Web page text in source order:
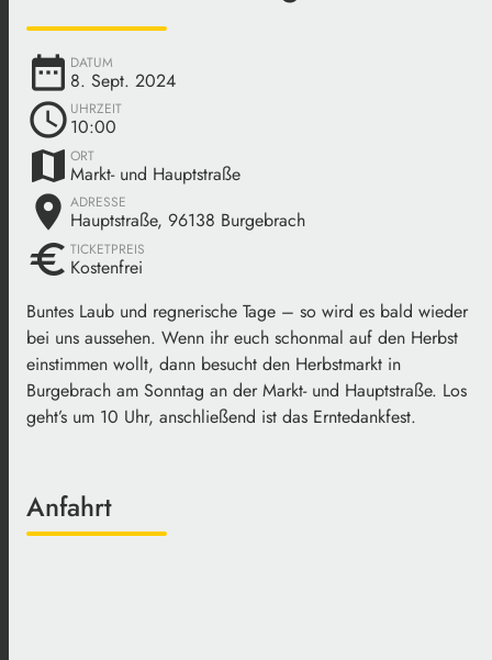
date_range DATUM
8. Sept. 2024
schedule UHRZEIT
10:00
map ORT
Markt- und Hauptstraße
place ADRESSE
Hauptstraße, 96138 Burgebrach
euro TICKETPREIS
Kostenfrei
Buntes Laub und regnerische Tage – so wird es bald wieder
bei uns aussehen. Wenn ihr euch schonmal auf den Herbst
einstimmen wollt, dann besucht den Herbstmarkt in
Burgebrach am Sonntag an der Markt- und Hauptstraße. Los
geht’s um 10 Uhr, anschließend ist das Erntedankfest.
Anfahrt